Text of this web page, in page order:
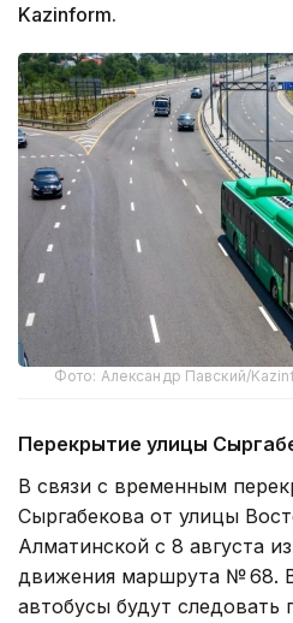
Kazinform.
Фото: Александр Павский/
Перекрытие улицы
В связи с временным
Сыргабекова от улицы
Алматинской с 8 августа
движения маршрута № 68.
автобусы будут